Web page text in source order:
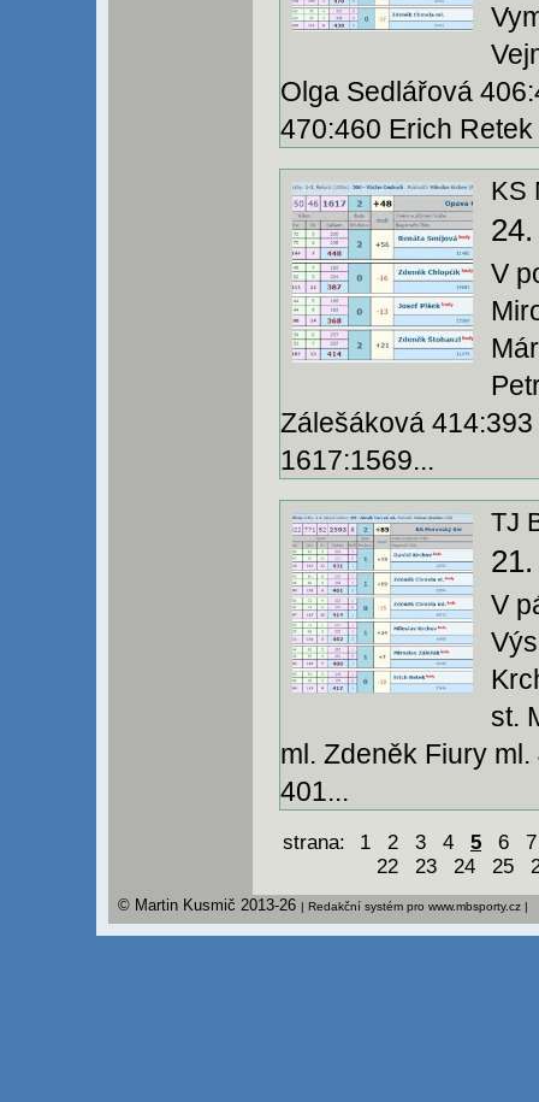
Olga Sedlářová
470:460 Erich
KS
V
Zálešáková
1617:1569...
TJ
V
st.
ml. Zdeněk Fiury
401...
strana: 1 2 3 4 5 6
7
22
23 24 25
© Martin Kusmič 2013-26 | Redakční systém pro www.mbsporty.cz |